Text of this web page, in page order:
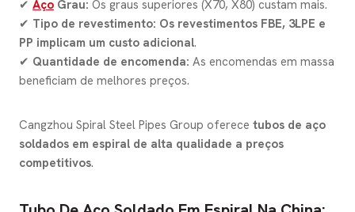
✔ Aço Grau: Os graus superiores (X70, X80) custam mais.
✔ Tipo de revestimento: Os revestimentos FBE, 3LPE e
PP implicam um custo adicional.
✔ Quantidade de encomenda: As encomendas em massa
beneficiam de melhores preços.
Cangzhou Spiral Steel Pipes Group oferece tubos de aço
soldados em espiral de alta qualidade a preços
competitivos.